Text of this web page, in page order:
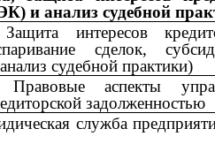
и анализ судебной
интересов
сделок,
судебной практики)
аспекты
задолженностью
служба